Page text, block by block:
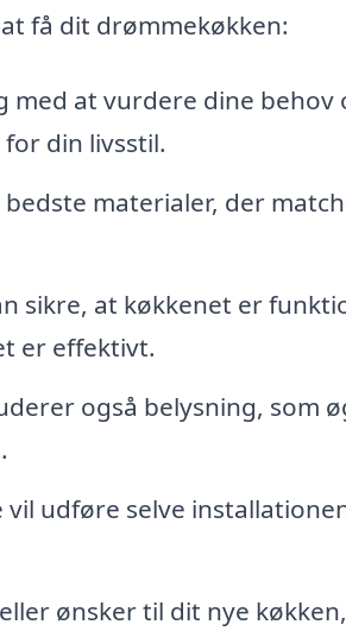
få dit drømmekøkken:
med at vurdere dine behov
din livsstil.
materialer, der
sikre, at køkkenet er
er effektivt.
også belysning, som
udføre selve
ønsker til dit nye